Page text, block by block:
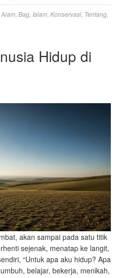
Alam, Bag, Islam, Konservasi, Tentang,
Hidup di
akan sampai pada satu titik
sejenak, menatap ke langit,
“Untuk apa aku hidup? Apa
belajar, bekerja, menikah,